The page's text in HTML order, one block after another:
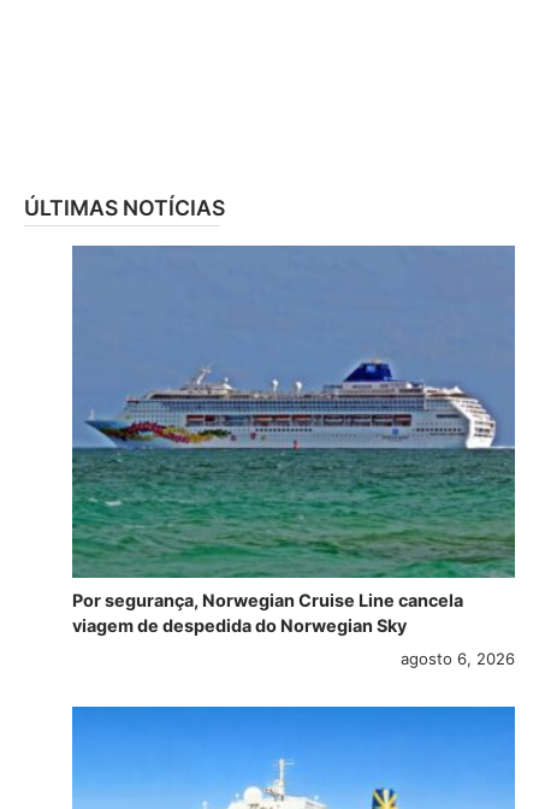
ÚLTIMAS NOTÍCIAS
Por segurança, Norwegian Cruise Line cancela
viagem de despedida do Norwegian Sky
agosto 6, 2026